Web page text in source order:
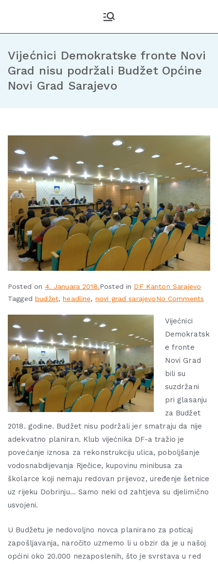
Vijećnici Demokratske fronte Novi
Grad nisu podržali Budžet Općine
Novi Grad Sarajevo
Posted on 4. Januara 2018.Posted in DF Kanton Sarajevo
Taggedbudžet,headline, novi grad sarajevoNo Comments
Vijećnici
Demokratsk
e fronte
Novi Grad
bili su
suzdržani
pri glasanju
za Budžet
2018. godine. Budžet nisu podržali jer smatraju da nije
adekvatno planiran. Klub vijećnika DF-a tražio je
povećanje iznosa za rekonstrukciju ulica, poboljšanje
vodosnabdijevanja Rječice, kupovinu minibusa za
školarce koji nemaju redovan prijevoz, uređenje šetnice
uz rijeku Dobrinju… Samo neki od zahtjeva su djelimično
usvojeni.
U Budžetu je nedovoljno novca planirano za poticaj
zapošljavanja, naročito uzmemo li u obzir da je u našoj
općini oko 20.000 nezaposlenih, što je svrstava u red